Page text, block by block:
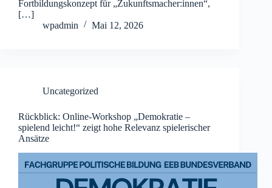
Fortbildungskonzept für „Zukunftsmacher:innen“,
[…]
wpadmin
Mai 12, 2026
Uncategorized
Rückblick: Online-Workshop „Demokratie –
spielend leicht!“ zeigt hohe Relevanz spielerischer
Ansätze